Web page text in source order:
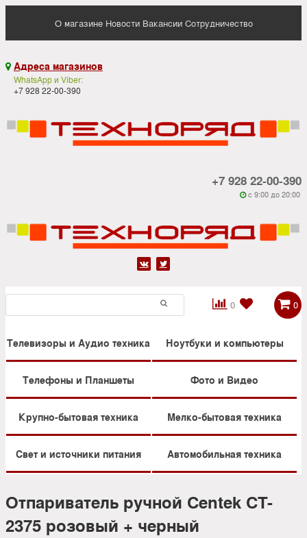
О магазине Новости Вакансии Сотрудничество
 Адреса магазинов
WhatsApp и Viber:
+7 928 22-00-390
+7 928 22-00-390
 c 9:00 до 20:00
 
0

 0
Телевизоры и Аудио техника Ноутбуки и компьютеры
Телефоны и Планшеты Фото и Видео
Крупно-бытовая техника Мелко-бытовая техника
Свет и источники питания Автомобильная техника
Отпариватель ручной Centek CT-
2375 розовый + черный